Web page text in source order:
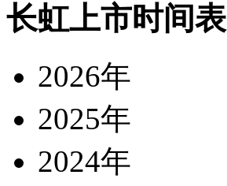
长虹上市时间表
2026年
2025年
2024年